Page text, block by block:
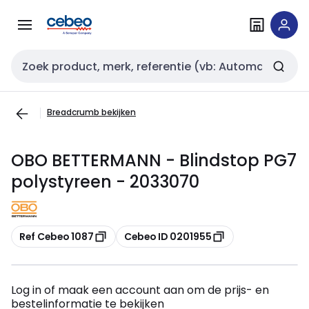
naar
naar
Zoekveld invoer
Breadcrumb bekijken
OBO BETTERMANN - Blindstop PG7
polystyreen - 2033070
Kopiëren
Ref Cebeo 1087 Kopiëren
Cebeo ID 0201955
Log in of maak een account aan om de prijs- en
bestelinformatie te bekijken